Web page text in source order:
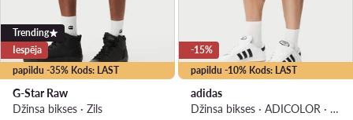
papildu -35% Kods: LAST
Trending
Iespēja
G-Star Raw
Džinsa bikses · Zils
papildu -10% Kods: LAST
-15%
adidas
Džinsa bikses · ADICOLOR · Zils